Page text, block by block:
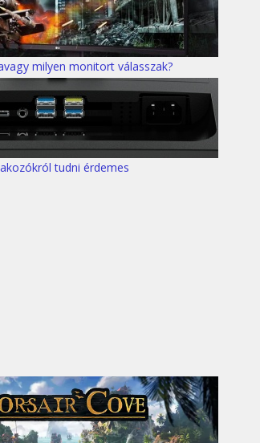
milyen monitort válasszak?
tudni érdemes